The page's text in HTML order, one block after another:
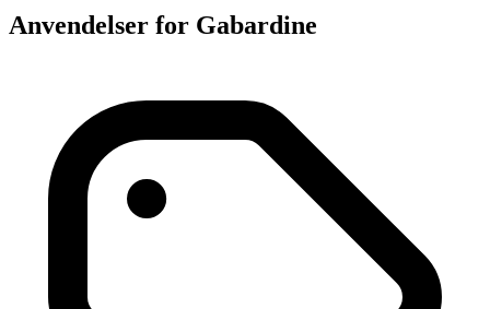
Anvendelser for Gabardine